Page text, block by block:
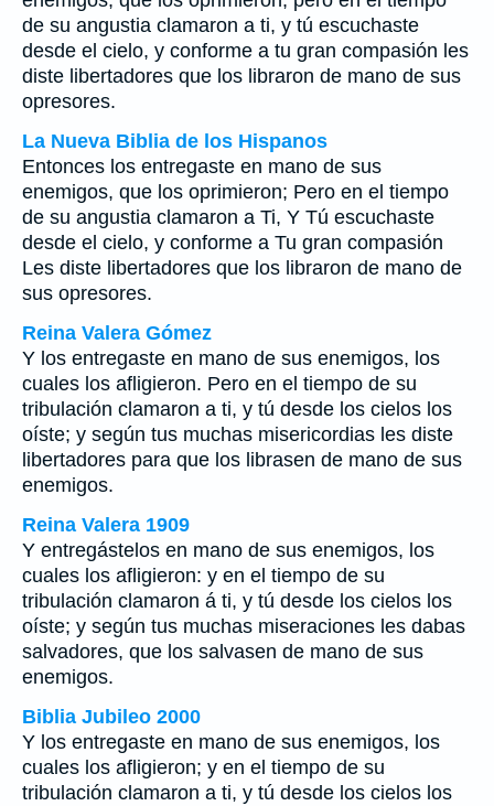
de su angustia clamaron a ti, y tú escuchaste
desde el cielo, y conforme a tu gran compasión les
diste libertadores que los libraron de mano de sus
opresores.
La Nueva Biblia de los Hispanos
Entonces los entregaste en mano de sus
enemigos, que los oprimieron; Pero en el tiempo
de su angustia clamaron a Ti, Y Tú escuchaste
desde el cielo, y conforme a Tu gran compasión
Les diste libertadores que los libraron de mano de
sus opresores.
Reina Valera Gómez
Y los entregaste en mano de sus enemigos, los
cuales los afligieron. Pero en el tiempo de su
tribulación clamaron a ti, y tú desde los cielos los
oíste; y según tus muchas misericordias les diste
libertadores para que los librasen de mano de sus
enemigos.
Reina Valera 1909
Y entregástelos en mano de sus enemigos, los
cuales los afligieron: y en el tiempo de su
tribulación clamaron á ti, y tú desde los cielos los
oíste; y según tus muchas miseraciones les dabas
salvadores, que los salvasen de mano de sus
enemigos.
Biblia Jubileo 2000
Y los entregaste en mano de sus enemigos, los
cuales los afligieron; y en el tiempo de su
tribulación clamaron a ti, y tú desde los cielos los